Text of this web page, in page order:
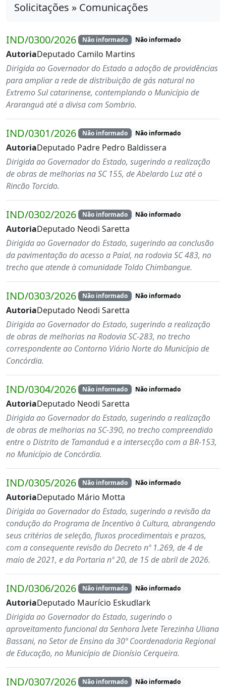
Solicitações » Comunicações
IND/0300/2026 Não informado Não informado
AutoriaDeputado Camilo Martins
Dirigida ao Governador do Estado a adoção de providências
para ampliar a rede de distribuição de gás natural no
Extremo Sul catarinense, contemplando o Município de
Araranguá até a divisa com Sombrio.
IND/0301/2026 Não informado Não informado
AutoriaDeputado Padre Pedro Baldissera
Dirigida ao Governador do Estado, sugerindo a realização
de obras de melhorias na SC 155, de Abelardo Luz até o
Rincão Torcido.
IND/0302/2026 Não informado Não informado
AutoriaDeputado Neodi Saretta
Dirigida ao Governador do Estado, sugerindo aa conclusão
da pavimentação do acesso a Paial, na rodovia SC 483, no
trecho que atende à comunidade Toldo Chimbangue.
IND/0303/2026 Não informado Não informado
AutoriaDeputado Neodi Saretta
Dirigida ao Governador do Estado, sugerindo a realização
de obras de melhorias na Rodovia SC-283, no trecho
correspondente ao Contorno Viário Norte do Município de
Concórdia.
IND/0304/2026 Não informado Não informado
AutoriaDeputado Neodi Saretta
Dirigida ao Governador do Estado, sugerindo a realização
de obras de melhorias na SC-390, no trecho compreendido
entre o Distrito de Tamanduá e a intersecção com a BR-153,
no Município de Concórdia.
IND/0305/2026 Não informado Não informado
AutoriaDeputado Mário Motta
Dirigida ao Governador do Estado, sugerindo a revisão da
condução do Programa de Incentivo à Cultura, abrangendo
seus critérios de seleção, fluxos procedimentais e prazos,
com a consequente revisão do Decreto nº 1.269, de 4 de
maio de 2021, e da Portaria nº 20, de 15 de abril de 2026.
IND/0306/2026 Não informado Não informado
AutoriaDeputado Maurício Eskudlark
Dirigida ao Governador do Estado, sugerindo o
aproveitamento funcional da Senhora Ivete Terezinha Uliana
Bassani, no Setor de Ensino da 30ª Coordenadoria Regional
de Educação, no Município de Dionísio Cerqueira.
IND/0307/2026 Não informado Não informado